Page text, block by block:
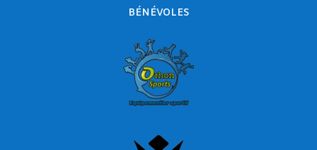
BÉNÉVOLES